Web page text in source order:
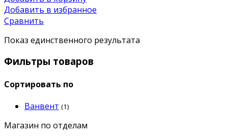
Добавить в избранное
Сравнить
Показ единственного результата
Фильтры товаров
Сортировать по
Ванвент (1)
Магазин по отделам